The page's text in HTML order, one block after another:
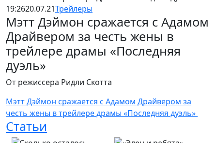
19:2620.07.21Трейлеры
Мэтт Дэймон сражается с Адамом
Драйвером за честь жены в
трейлере драмы «Последняя
дуэль»
От режиссера Ридли Скотта
Мэтт Дэймон сражается с Адамом Драйвером за
честь жены в трейлере драмы «Последняя дуэль»
Статьи